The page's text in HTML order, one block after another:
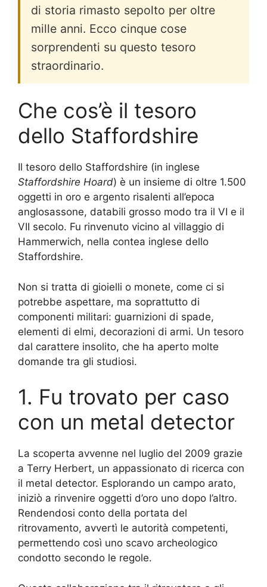
di storia rimasto sepolto per oltre
mille anni. Ecco cinque cose
sorprendenti su questo tesoro
straordinario.
Che cos’è il tesoro
dello Staffordshire
Il tesoro dello Staffordshire (in inglese
Staffordshire Hoard) è un insieme di oltre 1.500
oggetti in oro e argento risalenti all’epoca
anglosassone, databili grosso modo tra il VI e il
VII secolo. Fu rinvenuto vicino al villaggio di
Hammerwich, nella contea inglese dello
Staffordshire.
Non si tratta di gioielli o monete, come ci si
potrebbe aspettare, ma soprattutto di
componenti militari: guarnizioni di spade,
elementi di elmi, decorazioni di armi. Un tesoro
dal carattere insolito, che ha aperto molte
domande tra gli studiosi.
1. Fu trovato per caso
con un metal detector
La scoperta avvenne nel luglio del 2009 grazie
a Terry Herbert, un appassionato di ricerca con
il metal detector. Esplorando un campo arato,
iniziò a rinvenire oggetti d’oro uno dopo l’altro.
Rendendosi conto della portata del
ritrovamento, avvertì le autorità competenti,
permettendo così uno scavo archeologico
condotto secondo le regole.